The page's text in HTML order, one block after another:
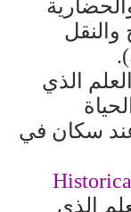
والنقل
الذي
سكان في
الذي